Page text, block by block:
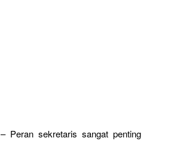
– Peran sekretaris sangat penting